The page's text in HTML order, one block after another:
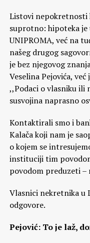
Listovi nepokretnosti
suprotno: hipoteka je
UNIPROMA, već na
našeg drugog
je bez njegovog
Veselina Pejovića,
,,Podaci o vlasniku ili
susvojina naprasno
Kontaktirali smo i
Kalača koji nam je
o kojem se
instituciji tim
povodom preduzeti –
Vlasnici nekretnika u
odgovore.
Pejović: To je laž,